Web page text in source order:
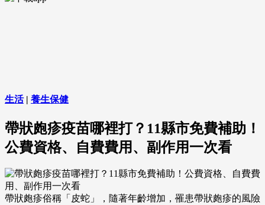
生活| 養生保健
帶狀皰疹疫苗哪裡打？11縣市免費補助！
公費資格、自費費用、副作用一次看
帶狀皰疹俗稱「皮蛇」，隨著年齡增加，罹患帶狀皰疹的風險